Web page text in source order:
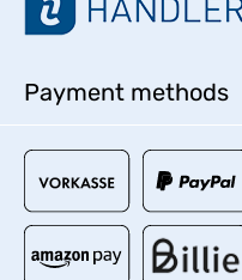
Payment methods